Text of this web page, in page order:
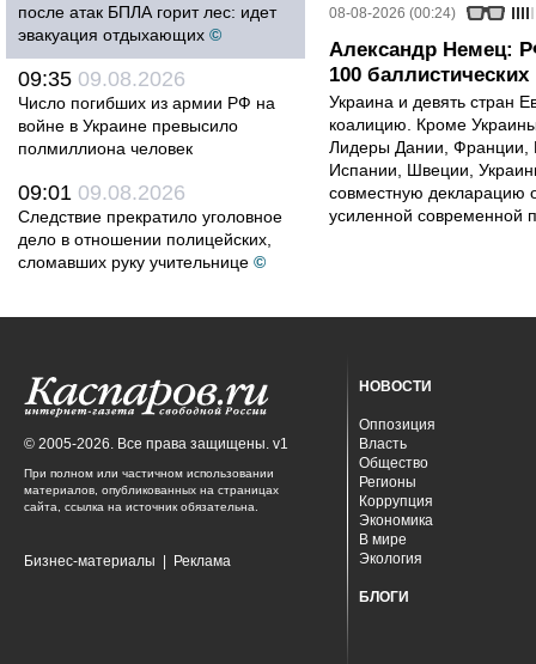
после атак БПЛА горит лес: идет
эвакуация отдыхающих ©
09:35 09.08.2026
Число погибших из армии РФ на
войне в Украине превысило
полмиллиона человек
09:01 09.08.2026
Следствие прекратило уголовное
дело в отношении полицейских,
сломавших руку учительнице ©
08-08-2026 (00:24)
Александр Немец:
100 баллистических
Украина и девять стран
коалицию. Кроме
Лидеры Дании, Франции,
Испании, Швеции,
совместную декларацию
усиленной современной
© 2005-2026. Все права защищены. v1
При полном или частичном использовании
материалов, опубликованных на страницах
сайта, ссылка на источник обязательна.
Бизнес-материалы Реклама
НОВОСТИ
Оппозиция
Власть
Общество
Регионы
Коррупция
Экономика
В мире
Экология
БЛОГИ